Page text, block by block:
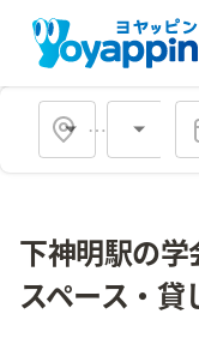
会場
下神明駅の
スペース・